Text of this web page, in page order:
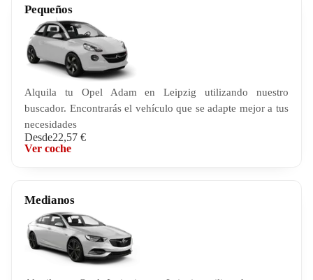
Pequeños
Alquila tu Opel Adam en Leipzig utilizando nuestro
buscador. Encontrarás el vehículo que se adapte mejor a tus
necesidades
Desde22,57 €
Ver coche
Medianos